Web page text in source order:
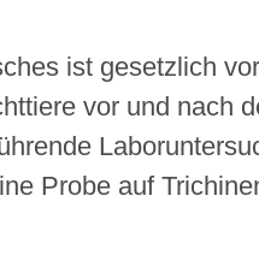
ist gesetzlich
vor und nach
Probe auf